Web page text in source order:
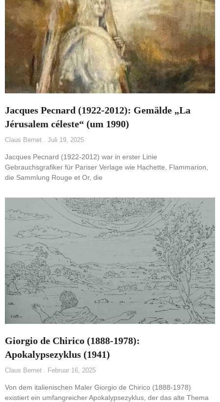
Jacques Pecnard (1922-2012): Gemälde „La
Jérusalem céleste“ (um 1990)
Claus Bernet Juli 19, 2025
Jacques Pecnard (1922-2012) war in erster Linie
Gebrauchsgrafiker für Pariser Verlage wie Hachette, Flammarion,
die Sammlung Rouge et Or, die
Giorgio de Chirico (1888-1978):
Apokalypsezyklus (1941)
Claus Bernet Februar 16, 2025
Von dem italienischen Maler Giorgio de Chirico (1888-1978)
existiert ein umfangreicher Apokalypsezyklus, der das alte Thema